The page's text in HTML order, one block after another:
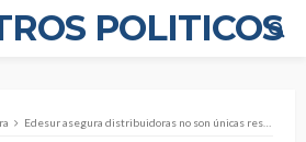
POLITICOS
Edesur asegura distribuidoras no son únicas responsables pérdida de energía –